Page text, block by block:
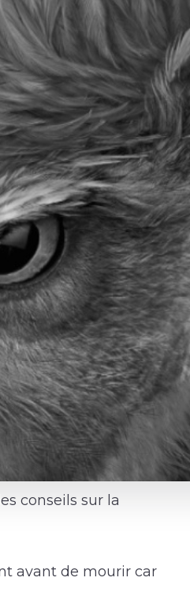
conseils sur la
avant de mourir car